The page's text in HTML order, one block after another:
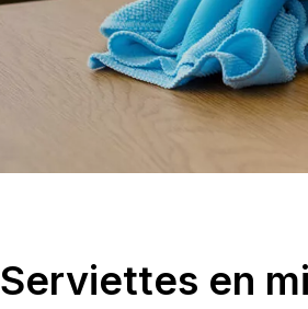
Serviettes en